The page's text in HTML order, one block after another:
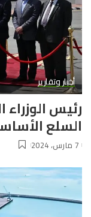
أخبار وتقارير
رئيس
السلع
7 مارس، 2024